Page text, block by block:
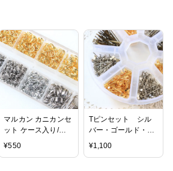
マルカン カニカンセ
ット ケース入り/丸
カン
¥550
Tピンセット シル
バー・ゴールド・ブ
ロンズ
¥1,100